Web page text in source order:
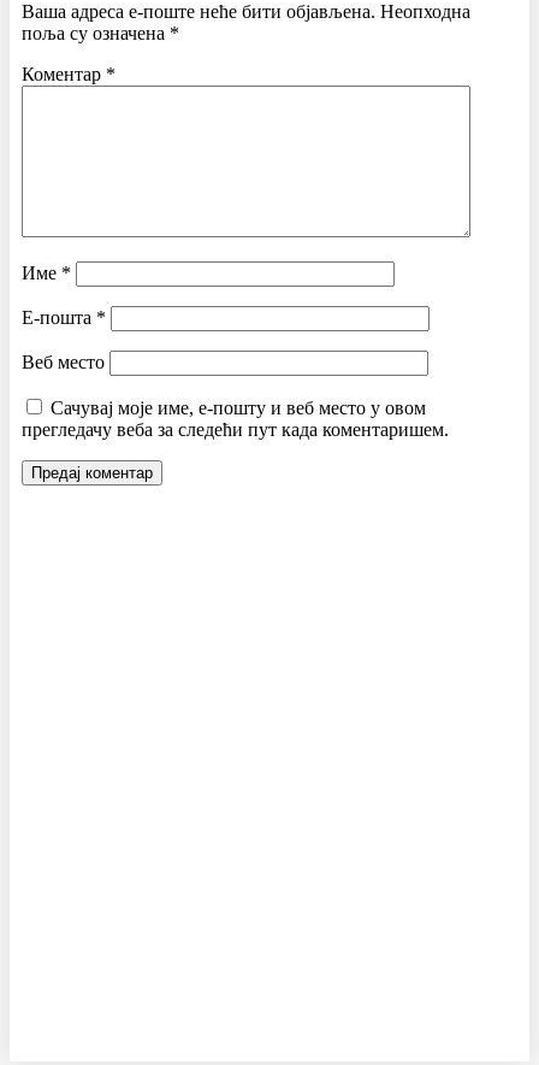
Ваша адреса е-поште неће бити објављена. Неопходна
поља су означена *
Коментар *
Име *
Е-пошта *
Веб место
Сачувај моје име, е-пошту и веб место у овом
прегледачу веба за следећи пут када коментаришем.